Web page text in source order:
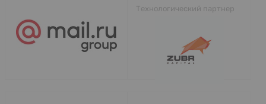
Технологический партнер